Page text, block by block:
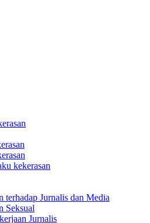
kekerasan
terhadap Jurnalis dan Media
Seksual
Jurnalis